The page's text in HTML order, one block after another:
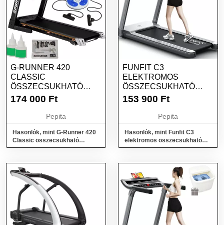
G-RUNNER 420
CLASSIC
ÖSSZECSUKHATÓ
ELEKTROMOS
KIEGÉSZÍTŐK...
174 000 Ft
Pepita
Hasonlók, mint G-Runner 420
Classic összecsukható
elektromos Futópad
FUNFIT C3
ELEKTROMOS
ÖSSZECSUKHATÓ
FUTÓPAD 12
BEMENET
153 900 Ft
Pepita
Hasonlók, mint Funfit C3
elektromos összecsukható
Futópad 12 program, MP3